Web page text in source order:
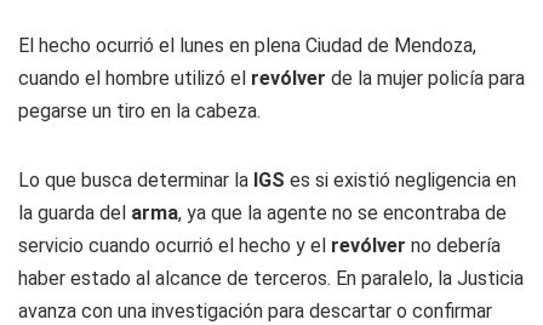
El hecho ocurrió el lunes en plena Ciudad de Mendoza,
cuando el hombre utilizó el revólver de la mujer policía para
pegarse un tiro en la cabeza.
Lo que busca determinar la IGS es si existió negligencia en
la guarda del arma, ya que la agente no se encontraba de
servicio cuando ocurrió el hecho y el revólver no debería
haber estado al alcance de terceros. En paralelo, la Justicia
avanza con una investigación para descartar o confirmar